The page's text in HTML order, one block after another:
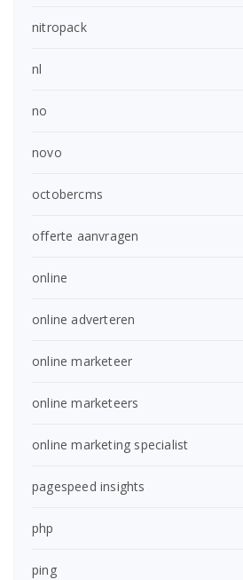
nitropack
nl
no
novo
octobercms
offerte aanvragen
online
online adverteren
online marketeer
online marketeers
online marketing specialist
pagespeed insights
php
ping